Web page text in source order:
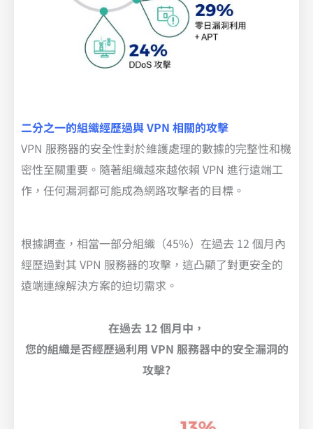
二分之一的組織經歷過與 VPN 相關的攻擊
VPN 服務器的安全性對於維護處理的數據的完整性和機
密性至關重要。隨著組織越來越依賴 VPN 進行遠端工
作，任何漏洞都可能成為網路攻擊者的目標。
根據調查，相當一部分組織（45%）在過去 12 個月內
經歷過對其 VPN 服務器的攻擊，這凸顯了對更安全的
遠端連線解決方案的迫切需求。
在過去 12 個月中，
您的組織是否經歷過利用 VPN 服務器中的安全漏洞的
攻擊?